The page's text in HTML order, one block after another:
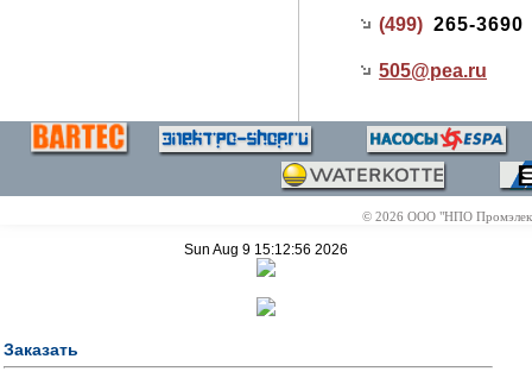
(499) 265-3690
505@pea.ru
© 2026 ООО "НПО
Sun Aug 9 15:12:56 2026
Заказать